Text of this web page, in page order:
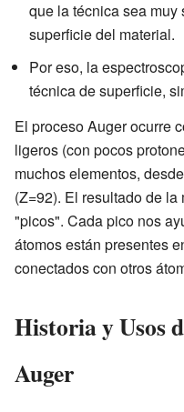
que la técnica sea
superficie del material.
Por eso, la
técnica de superficie,
El proceso Auger ocurre
ligeros (con pocos
muchos elementos,
(Z=92). El resultado de
"picos". Cada pico nos
átomos están presentes
conectados con otros
Historia y Usos
Auger